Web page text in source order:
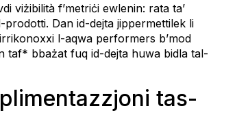
viżibilità f’metriċi ewlenin: rata ta’
Dan id-dejta jippermettilek li
l-aqwa performers b’mod
taf* bbażat fuq id-dejta huwa bidla tal-
tas-